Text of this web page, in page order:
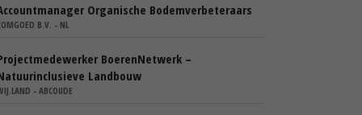
Organische Bodemverbeteraars
B.V. - NL
BoerenNetwerk –
Landbouw
- ABCOUDE